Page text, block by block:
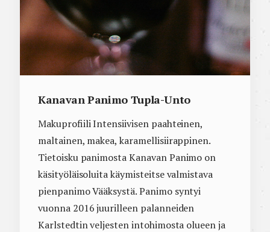
Kanavan Panimo Tupla-Unto
Makuprofiili Intensiivisen paahteinen,
maltainen, makea, karamellisiirappinen.
Tietoisku panimosta Kanavan Panimo on
käsityöläisoluita käymisteitse valmistava
pienpanimo Vääksystä. Panimo syntyi
vuonna 2016 juurilleen palanneiden
Karlstedtin veljesten intohimosta olueen ja